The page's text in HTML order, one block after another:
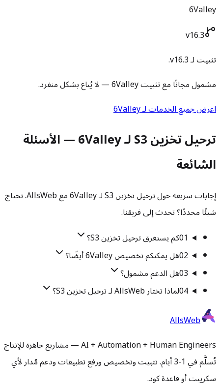
6Valley
v16.3
تثبيت لـ v16.3.
مشمول مجانًا مع تثبيت 6Valley — لا يُباع بشكل منفرد.
اعرض جميع الخدمات لـ 6Valley
ترحيل تخزين S3 لـ 6Valley — الأسئلة
الشائعة
إجابات سريعة حول ترحيل تخزين S3 لـ 6Valley مع AllsWeb. تحتاج
شيئًا محددًا؟ تحدث إلى فريقنا.
01كم يستغرق ترحيل تخزين S3؟
02هل يمكنكم تخصيص 6Valley أيضًا؟
03هل الدعم مشمول؟
04لماذا تختار AllsWeb لـ ترحيل تخزين S3؟
AllsWeb
AI + Automation + Human Engineers — مشاريع جاهزة للإنتاج
تُسلَّم في 1-3 أيام. تثبيت وتخصيص ورفع تطبيقات ودعم مُدار لأي
سكريبت أو قاعدة كود.